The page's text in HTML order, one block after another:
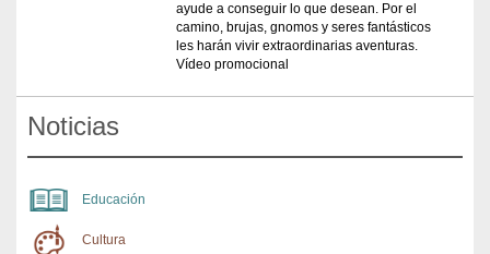
ayude a conseguir lo que desean. Por el
camino, brujas, gnomos y seres fantásticos
les harán vivir extraordinarias aventuras.
Vídeo promocional
Noticias
Educación
Cultura